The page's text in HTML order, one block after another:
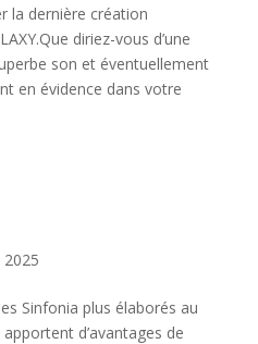
la dernière création
diriez-vous d’une
son et éventuellement
en évidence dans votre
2025
Sinfonia plus élaborés au
d’avantages de